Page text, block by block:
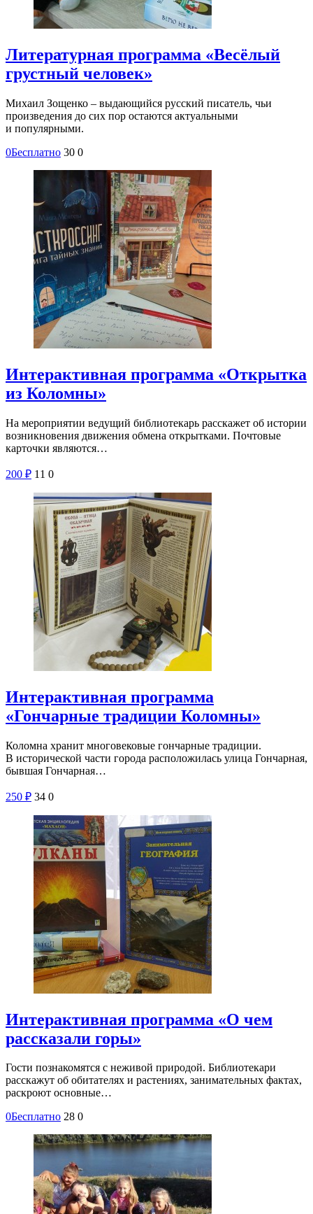
Литературная программа «Весёлый
грустный человек»
Михаил Зощенко – выдающийся русский писатель, чьи
произведения до сих пор остаются актуальными
и популярными.
0Бесплатно 30 0
Интерактивная программа «Открытка
из Коломны»
На мероприятии ведущий библиотекарь расскажет об истории
возникновения движения обмена открытками. Почтовые
карточки являются…
200 ₽ 11 0
Интерактивная программа
«Гончарные традиции Коломны»
Коломна хранит многовековые гончарные традиции.
В исторической части города расположилась улица Гончарная,
бывшая Гончарная…
250 ₽ 34 0
Интерактивная программа «О чем
рассказали горы»
Гости познакомятся с неживой природой. Библиотекари
расскажут об обитателях и растениях, занимательных фактах,
раскроют основные…
0Бесплатно 28 0